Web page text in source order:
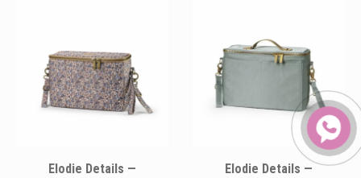
Elodie Details —
Elodie Details —